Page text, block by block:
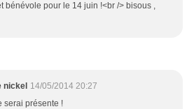
bénévole pour le 14 juin !<br /> bisous ,
nickel 14/05/2014 20:27
serai présente !